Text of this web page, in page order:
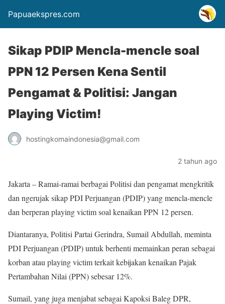
Papuaekspres.com
Sikap PDIP Mencla-mencle soal
PPN 12 Persen Kena Sentil
Pengamat & Politisi: Jangan
Playing Victim!
hostingkomaindonesia@gmail.com
2 tahun ago
Jakarta – Ramai-ramai berbagai Politisi dan pengamat mengkritik
dan ngerujak sikap PDI Perjuangan (PDIP) yang mencla-mencle
dan berperan playing victim soal kenaikan PPN 12 persen.
Diantaranya, Politisi Partai Gerindra, Sumail Abdullah, meminta
PDI Perjuangan (PDIP) untuk berhenti memainkan peran sebagai
korban atau playing victim terkait kebijakan kenaikan Pajak
Pertambahan Nilai (PPN) sebesar 12%.
Sumail, yang juga menjabat sebagai Kapoksi Baleg DPR,